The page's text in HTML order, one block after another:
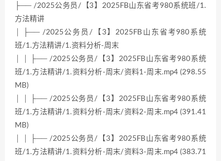
├── /2025公务员/【3】2025FB山东省考980系统班/1.
方法精讲
│ ├── /2025公务员/【3】2025FB山东省考980系统
班/1.方法精讲/1.资料分析-周末
│ │ ├── /2025公务员/【3】2025FB山东省考980系统
班/1.方法精讲/1.资料分析-周末/资料1-周末.mp4 (298.55
MB)
│ │ ├── /2025公务员/【3】2025FB山东省考980系统
班/1.方法精讲/1.资料分析-周末/资料2-周末.mp4 (391.41
MB)
│ │ ├── /2025公务员/【3】2025FB山东省考980系统
班/1.方法精讲/1.资料分析-周末/资料3-周末.mp4 (383.71